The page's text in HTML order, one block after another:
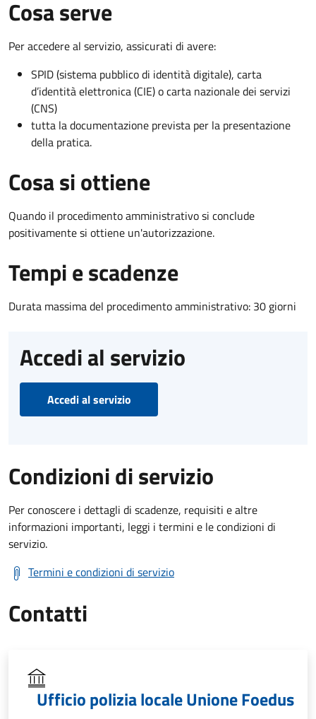
Cosa serve
Per accedere al servizio, assicurati di avere:
SPID (sistema pubblico di identità digitale), carta
d’identità elettronica (CIE) o carta nazionale dei servizi
(CNS)
tutta la documentazione prevista per la presentazione
della pratica.
Cosa si ottiene
Quando il procedimento amministrativo si conclude
positivamente si ottiene un'autorizzazione.
Tempi e scadenze
Durata massima del procedimento amministrativo: 30 giorni
Accedi al servizio
Accedi al servizio
Condizioni di servizio
Per conoscere i dettagli di scadenze, requisiti e altre
informazioni importanti, leggi i termini e le condizioni di
servizio.
Termini e condizioni di servizio
Contatti
Ufficio polizia locale Unione Foedus